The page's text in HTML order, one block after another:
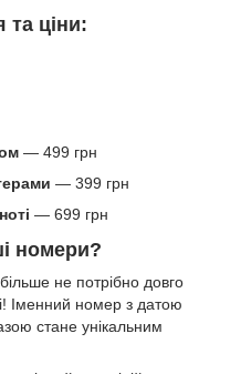
та ціни:
— 499 грн
— 399 грн
— 699 грн
номери?
не потрібно довго
Іменний номер з датою
стане унікальним